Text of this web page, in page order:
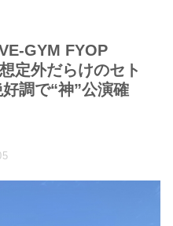
GYM FYOP
定外だらけのセト
調で“神”公演確